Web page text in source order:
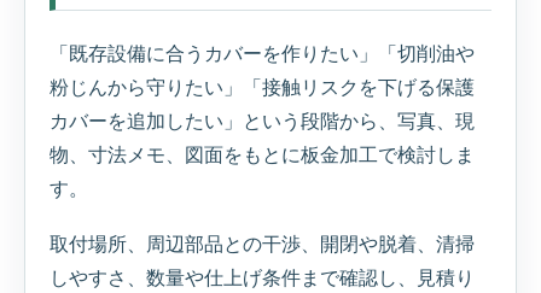
「既存設備に合うカバーを作りたい」「切削油や
粉じんから守りたい」「接触リスクを下げる保護
カバーを追加したい」という段階から、写真、現
物、寸法メモ、図面をもとに板金加工で検討しま
す。
取付場所、周辺部品との干渉、開閉や脱着、清掃
しやすさ、数量や仕上げ条件まで確認し、見積り